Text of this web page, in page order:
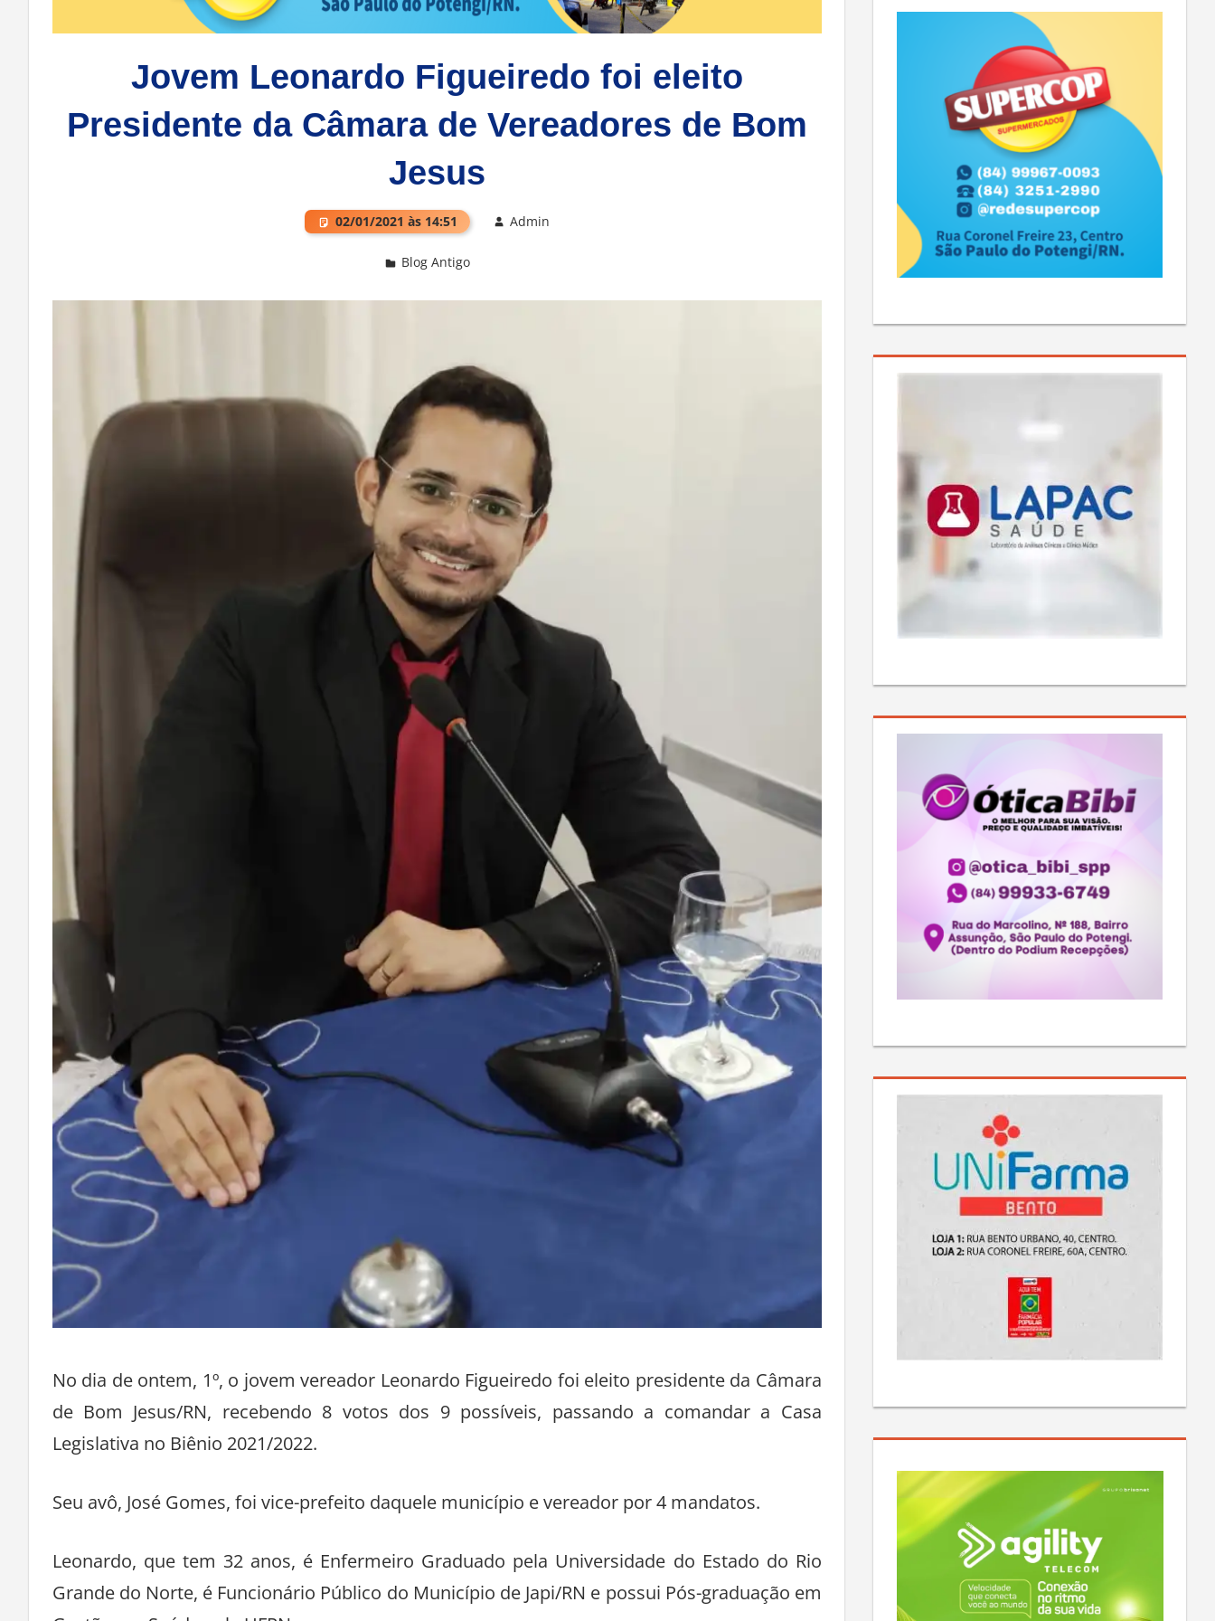
Jovem Leonardo Figueiredo foi eleito
Presidente da Câmara de Vereadores de Bom
Jesus
02/01/2021 às 14:51
Blog Antigo
No dia de ontem, 1º, o jovem vereador Leonardo Figueiredo foi eleito presidente da Câmara
de Bom Jesus/RN, recebendo 8 votos dos 9 possíveis, passando a comandar a Casa
Legislativa no Biênio 2021/2022.
Seu avô, José Gomes, foi vice-prefeito daquele município e vereador por 4 mandatos.
Leonardo, que tem 32 anos, é Enfermeiro Graduado pela Universidade do Estado do Rio
Grande do Norte, é Funcionário Público do Município de Japi/RN e possui Pós-graduação em